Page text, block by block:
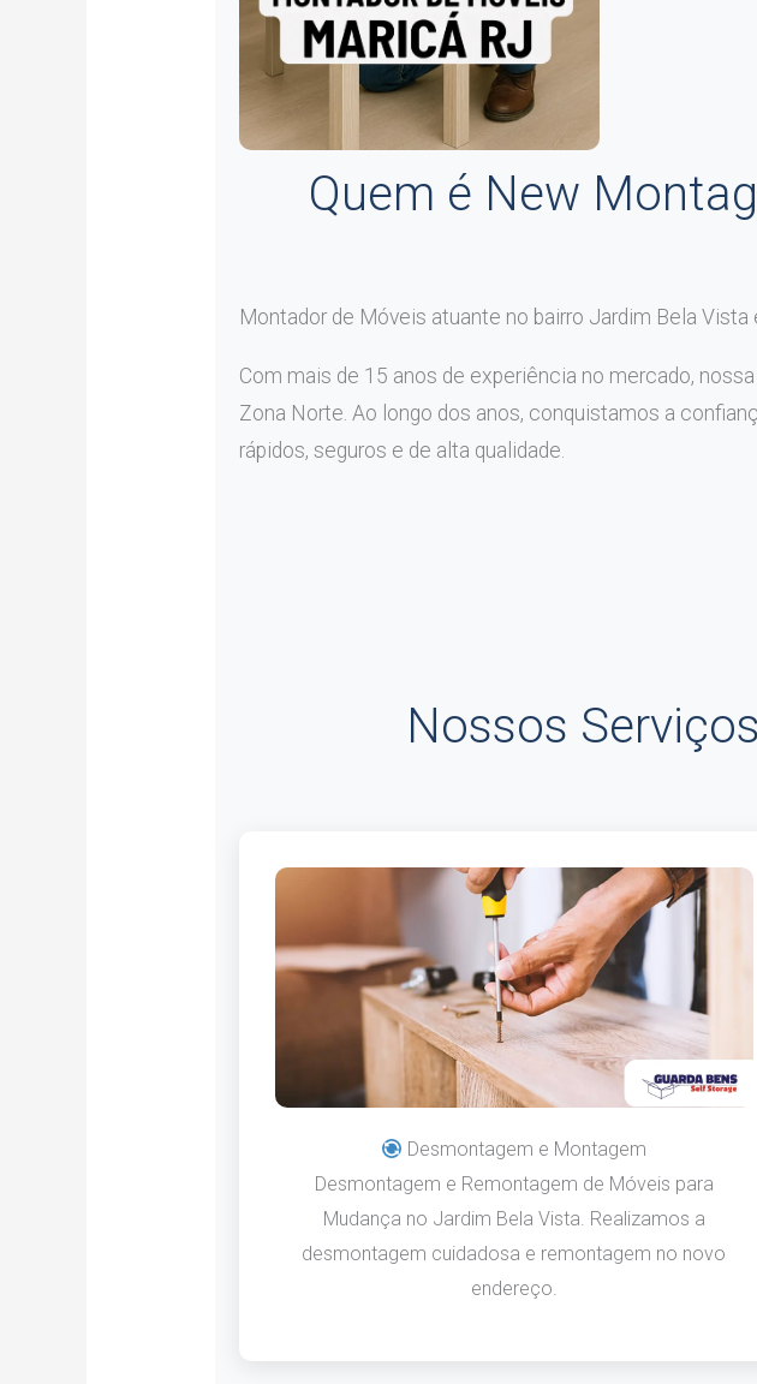
Quem é New
Montador de Móveis atuante no bairro Jardim Bela
Com mais de 15 anos de experiência no mercado,
Zona Norte. Ao longo dos anos, conquistamos a
rápidos, seguros e de alta qualidade.
Nossos
Desmontagem e Montagem
Desmontagem e Remontagem de Móveis para
Mudança no Jardim Bela Vista. Realizamos a
desmontagem cuidadosa e remontagem no novo
endereço.